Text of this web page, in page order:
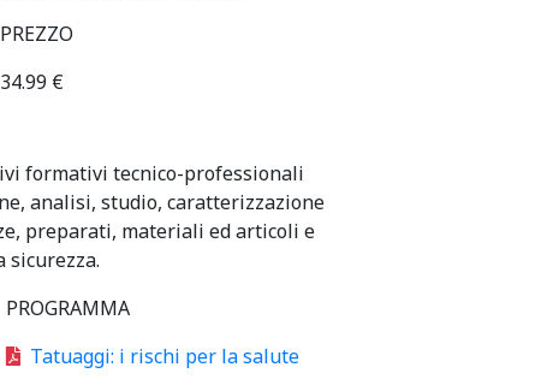
PREZZO
34.99 €
formativi tecnico-professionali
analisi, studio, caratterizzazione
preparati, materiali ed articoli e
sicurezza.
PROGRAMMA
Tatuaggi: i rischi per la salute